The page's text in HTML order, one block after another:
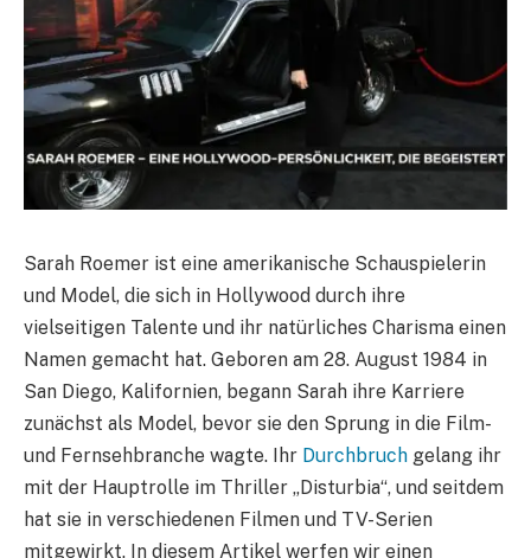
Sarah Roemer ist eine amerikanische Schauspielerin
und Model, die sich in Hollywood durch ihre
vielseitigen Talente und ihr natürliches Charisma einen
Namen gemacht hat. Geboren am 28. August 1984 in
San Diego, Kalifornien, begann Sarah ihre Karriere
zunächst als Model, bevor sie den Sprung in die Film-
und Fernsehbranche wagte. Ihr Durchbruch gelang ihr
mit der Hauptrolle im Thriller „Disturbia“, und seitdem
hat sie in verschiedenen Filmen und TV-Serien
mitgewirkt. In diesem Artikel werfen wir einen